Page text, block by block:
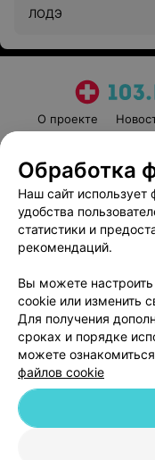
ЛОДЭ
О проекте
© 2026 ООО «Артокс Лаб»,
Обработка
Наш сайт использует
удобства
статистики и
рекомендаций.
Вы можете
cookie или изменить
Для получения
сроках и порядке
можете
файлов cookie